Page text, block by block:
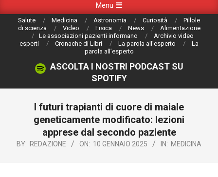
Navigation
Menu
Salute Medicina Astronomia Curiosità
Pillole
di scienza
Video Fisica News
Alimentazione
Le associazioni pazienti informano
Archivio video
esperti
Cronache di Libri La parola all’esperto
La
parola all’esperto
ASCOLTA I NOSTRI PODCAST SU
SPOTIFY
I futuri trapianti di cuore di maiale
geneticamente modificato: lezioni
apprese dal secondo paziente
BY: REDAZIONE ON: 10 GENNAIO 2025 IN: MEDICINA